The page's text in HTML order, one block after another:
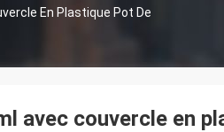
En Plastique Pot De
avec couvercle en